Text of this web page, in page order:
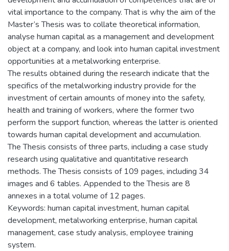
vital importance to the company. That is why the aim of the
Master’s Thesis was to collate theoretical information,
analyse human capital as a management and development
object at a company, and look into human capital investment
opportunities at a metalworking enterprise.
The results obtained during the research indicate that the
specifics of the metalworking industry provide for the
investment of certain amounts of money into the safety,
health and training of workers, where the former two
perform the support function, whereas the latter is oriented
towards human capital development and accumulation.
The Thesis consists of three parts, including a case study
research using qualitative and quantitative research
methods. The Thesis consists of 109 pages, including 34
images and 6 tables. Appended to the Thesis are 8
annexes in a total volume of 12 pages.
Keywords: human capital investment, human capital
development, metalworking enterprise, human capital
management, case study analysis, employee training
system.